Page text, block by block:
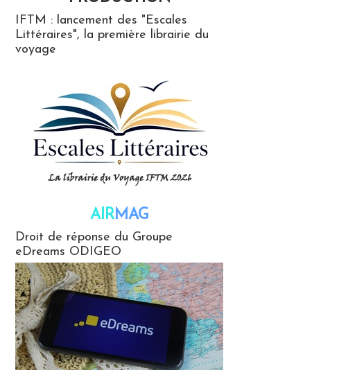
IFTM : lancement des "Escales
Littéraires", la première librairie du
voyage
AIRMAG
Droit de réponse du Groupe
eDreams ODIGEO